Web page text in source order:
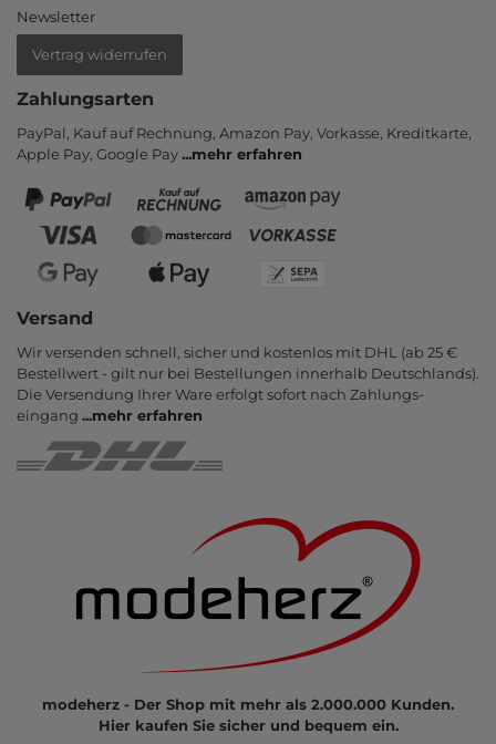
Newsletter
Vertrag widerrufen
Zahlungsarten
PayPal, Kauf auf Rechnung, Amazon Pay, Vor­kasse, Kredit­karte,
Apple Pay, Google Pay...mehr erfahren
Versand
Wir versenden schnell, sicher und kostenlos mit DHL (ab 25 €
Bestell­wert - gilt nur bei Bestel­lungen inner­halb Deutsch­lands).
Die Ver­sendung Ihrer Ware er­folgt sofort nach Zahlungs­
eingang ...mehr erfahren
modeherz - Der Shop mit mehr als 2.000.000 Kunden.
Hier kaufen Sie sicher und bequem ein.